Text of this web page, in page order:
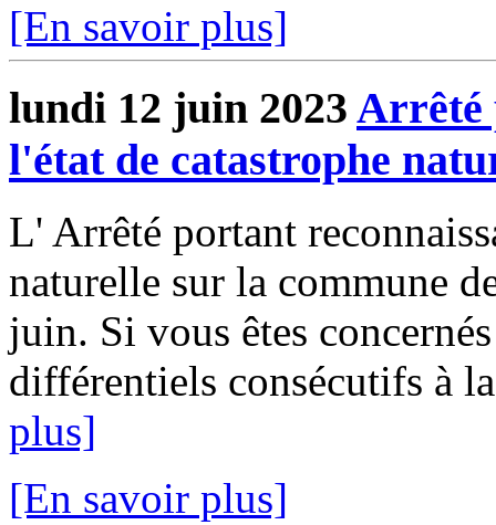
[En savoir plus]
lundi 12 juin 2023 Arrêté
l'état de catastrophe
L' Arrêté portant
naturelle sur la commune
juin. Si vous êtes
différentiels consécutifs à
plus]
[En savoir plus]